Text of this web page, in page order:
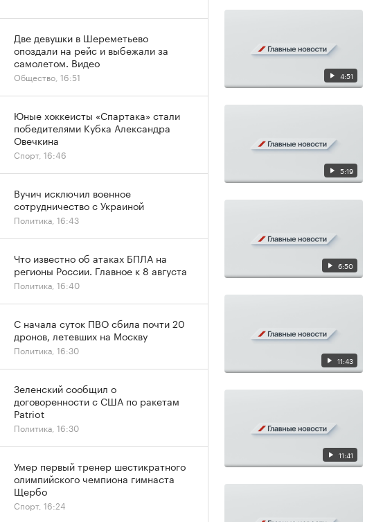
4:51
5:19
6:50
11:43
11:41
Две девушки в Шереметьево
опоздали на рейс и выбежали за
самолетом. Видео
Общество, 16:51
Юные хоккеисты «Спартака» стали
победителями Кубка Александра
Овечкина
Спорт, 16:46
Вучич исключил военное
сотрудничество с Украиной
Политика, 16:43
Что известно об атаках БПЛА на
регионы России. Главное к 8 августа
Политика, 16:40
С начала суток ПВО сбила почти 20
дронов, летевших на Москву
Политика, 16:30
Зеленский сообщил о
договоренности с США по ракетам
Patriot
Политика, 16:30
Умер первый тренер шестикратного
олимпийского чемпиона гимнаста
Щербо
Спорт, 16:24